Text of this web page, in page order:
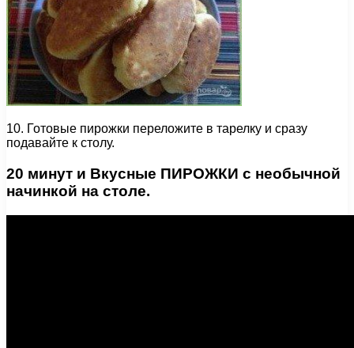
10. Готовые пирожки переложите в тарелку и сразу
подавайте к столу.
20 минут и Вкусные ПИРОЖКИ с необычной
начинкой на столе.